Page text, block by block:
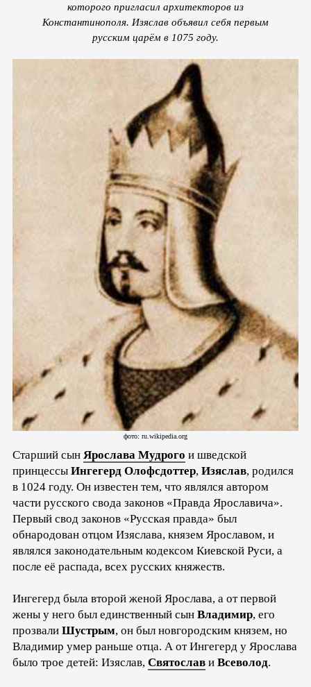
которого пригласил архитекторов из
Константинополя. Изяслав объявил себя первым
русским царём в 1075 году.
фото: ru.wikipedia.org
Старший сын Ярослава Мудрого и шведской
принцессы Ингегерд Олофсдоттер, Изяслав, родился
в 1024 году. Он известен тем, что являлся автором
части русского свода законов «Правда Ярославича».
Первый свод законов «Русская правда» был
обнародован отцом Изяслава, князем Ярославом, и
являлся законодательным кодексом Киевской Руси, а
после её распада, всех русских княжеств.
Ингегерд была второй женой Ярослава, а от первой
жены у него был единственный сын Владимир, его
прозвали Шустрым, он был новгородским князем, но
Владимир умер раньше отца. А от Ингегерд у Ярослава
было трое детей: Изяслав, Святослав и Всеволод.